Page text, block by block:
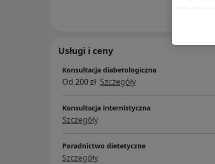
Usługi i ceny
Konsultacja diabetologiczna
Od 200 zł Szczegóły
Konsultacja internistyczna
Szczegóły
Poradnictwo dietetyczne
Szczegóły